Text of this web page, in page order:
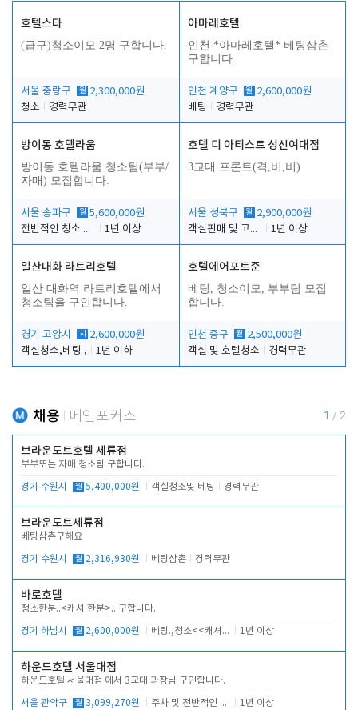
호텔스타
(급구)청소이모 2명 구합니다.
서울 중랑구 월 2,300,000원
청소
경력무관
아마레호텔
인천 *아마레호텔* 베팅삼촌
구합니다.
인천 계양구 월 2,600,000원
베팅
경력무관
방이동 호텔라움
방이동 호텔라움 청소팀(부부/
자매) 모집합니다.
서울 송파구 월 5,600,000원
전반적인 청소 업무(객실청소.객실정리)
1년 이상
호텔 디 아티스트 성신여대점
3교대 프론트(격,비,비)
서울 성북구 월 2,900,000원
객실판매 및 고객응대
1년 이상
일산대화 라트리호텔
일산 대화역 라트리호텔에서
청소팀을 구인합니다.
경기 고양시 시
2,600,000원
객실청소,베팅 ,
1년 이하
호텔에어포트준
베팅, 청소이모, 부부팀 모집
합니다.
인천 중구 월 2,500,000원
객실 및 호텔청소
경력무관
채용 메인포커스 1 / 2
브라운도트호텔 세류점
부부또는 자매 청소팀 구합니다.
경기 수원시 월 5,400,000원 객실청소및 베팅 경력무관
브라운도트세류점
베팅삼촌구해요
경기 수원시 월 2,316,930원 베팅삼촌 경력무관
바로호텔
청소한분..<캐셔 한분>.. 구합니다.
경기 하남시 월 2,600,000원 베팅.,청소<<캐셔 모셔봅니다. 1년 이상
하운드호텔 서울대점
하운드호텔 서울대점 에서 3교대 과장님 구인합니다.
서울 관악구 월 3,099,270원 주차 및 전반적인 당번업무 1년 이상